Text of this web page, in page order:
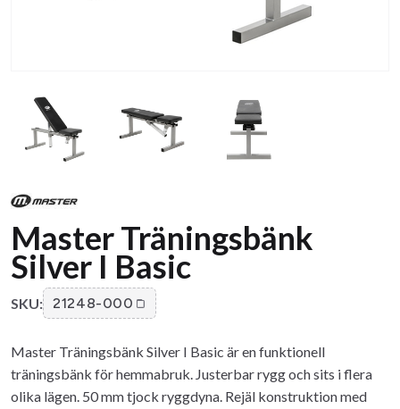
Master Träningsbänk
Silver I Basic
SKU: 21248-000
Master Träningsbänk Silver I Basic är en funktionell
träningsbänk för hemmabruk. Justerbar rygg och sits i flera
olika lägen. 50 mm tjock ryggdyna. Rejäl konstruktion med